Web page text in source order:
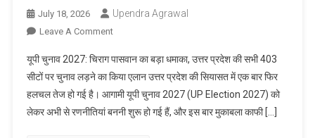
लड़ने
का
एलान
July 18, 2026 Upendra Agrawal
Leave A CommentOn
चुनाव
2027:
चिराग
पासवान
यूपी चुनाव 2027: चिराग पासवान का बड़ा धमाका, उत्तर प्रदेश की सभी 403
सीटों पर चुनाव लड़ने का किया एलान उत्तर प्रदेश की सियासत में एक बार फिर
हलचल तेज हो गई है। आगामी यूपी चुनाव 2027 (UP Election 2027) को
लेकर अभी से रणनीतियां बननी शुरू हो गई हैं, और इस बार मुकाबला काफी […]